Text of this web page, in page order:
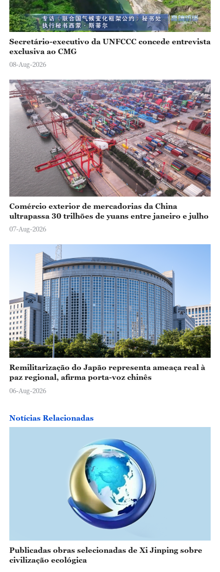
Secretário-executivo da UNFCCC concede entrevista
exclusiva ao CMG
08-Aug-2026
Comércio exterior de mercadorias da China
ultrapassa 30 trilhões de yuans entre janeiro e julho
07-Aug-2026
Remilitarização do Japão representa ameaça real à
paz regional, afirma porta-voz chinês
06-Aug-2026
Notícias Relacionadas
Publicadas obras selecionadas de Xi Jinping sobre
civilização ecológica